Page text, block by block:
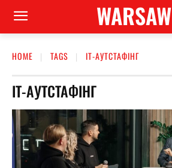
WARSAW
HOME TAGS ІТ-АУТСТАФІНГ
ІТ-АУТСТАФІНГ